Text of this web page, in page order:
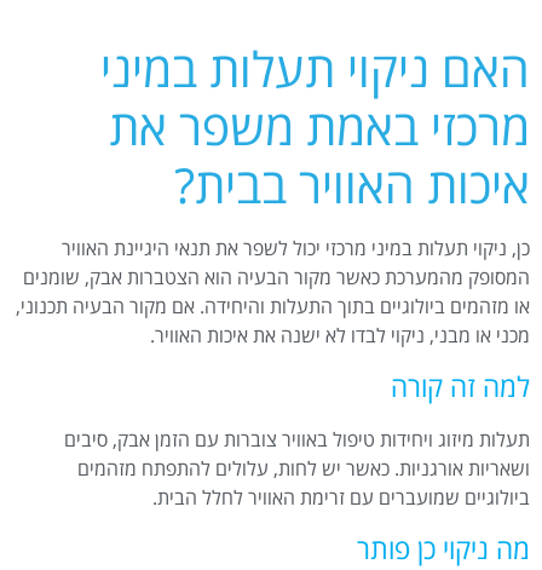
האם ניקוי תעלות במיני
מרכזי באמת משפר את
איכות האוויר בבית?
כן, ניקוי תעלות במיני מרכזי יכול לשפר את תנאי היגיינת האוויר
המסופק מהמערכת כאשר מקור הבעיה הוא הצטברות אבק, שומנים
או מזהמים ביולוגיים בתוך התעלות והיחידה. אם מקור הבעיה תכנוני,
מכני או מבני, ניקוי לבדו לא ישנה את איכות האוויר.
למה זה קורה
תעלות מיזוג ויחידות טיפול באוויר צוברות עם הזמן אבק, סיבים
ושאריות אורגניות. כאשר יש לחות, עלולים להתפתח מזהמים
ביולוגיים שמועברים עם זרימת האוויר לחלל הבית.
מה ניקוי כן פותר